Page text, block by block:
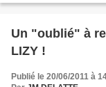
Un "oublié" à
LIZY !
Publié le 20/06/2011 à